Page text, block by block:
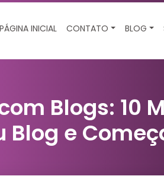
PÁGINA INICIAL CONTATO BLOG
Blogs: 10
Blog e